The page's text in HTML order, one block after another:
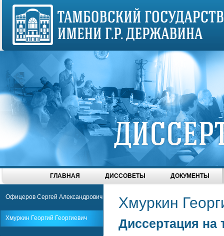
ГЛАВНАЯ ДИССОВЕТЫ ДОКУМЕНТЫ
Офицеров Сергей Александрович
Хмуркин Георгий Георгиевич
Хмуркин
Диссертация на